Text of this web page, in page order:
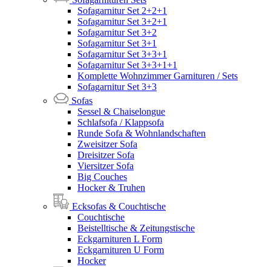
Sofagarnitur Set 2+2+1
Sofagarnitur Set 3+2+1
Sofagarnitur Set 3+2
Sofagarnitur Set 3+1
Sofagarnitur Set 3+3+1
Sofagarnitur Set 3+3+1+1
Komplette Wohnzimmer Garnituren / Sets
Sofagarnitur Set 3+3
Sofas
Sessel & Chaiselongue
Schlafsofa / Klappsofa
Runde Sofa & Wohnlandschaften
Zweisitzer Sofa
Dreisitzer Sofa
Viersitzer Sofa
Big Couches
Hocker & Truhen
Ecksofas & Couchtische
Couchtische
Beistelltische & Zeitungstische
Eckgarnituren L Form
Eckgarnituren U Form
Hocker